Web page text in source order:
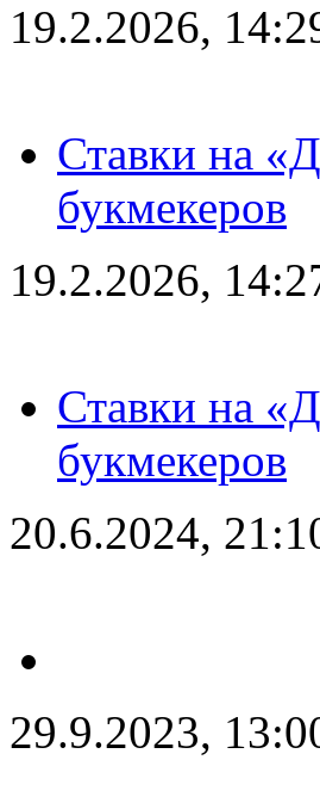
19.2.2026,
Ставки на
букмекеров
19.2.2026,
Ставки на
букмекеров
20.6.2024,
29.9.2023,